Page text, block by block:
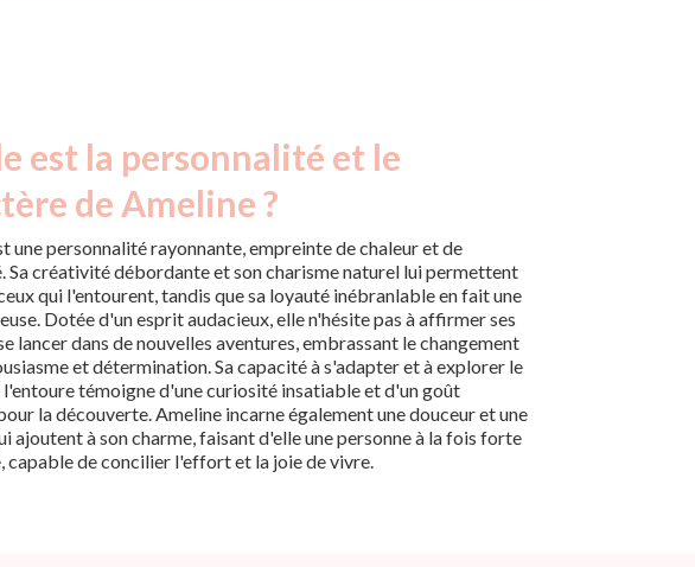
est la personnalité et le
de Ameline ?
une personnalité rayonnante, empreinte de chaleur et de
Sa créativité débordante et son charisme naturel lui permettent
qui l'entourent, tandis que sa loyauté inébranlable en fait une
Dotée d'un esprit audacieux, elle n'hésite pas à affirmer ses
lancer dans de nouvelles aventures, embrassant le changement
et détermination. Sa capacité à s'adapter et à explorer le
l'entoure témoigne d'une curiosité insatiable et d'un goût
la découverte. Ameline incarne également une douceur et une
ajoutent à son charme, faisant d'elle une personne à la fois forte
capable de concilier l'effort et la joie de vivre.